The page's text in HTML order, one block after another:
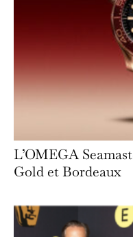
L’OMEGA
Gold et Bordeaux